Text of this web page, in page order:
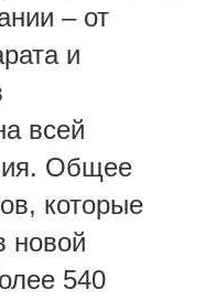
– от
и
всей
Общее
которые
новой
540